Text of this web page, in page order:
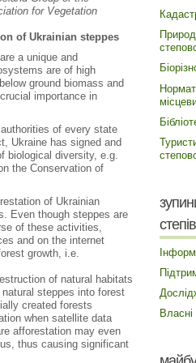
for Vegetation
of Ukrainian steppes
a unique and
are of high
ground biomass and
importance in
of every state
Ukraine has signed and
biological diversity, e.g.
the Conservation of
of Ukrainian
Even though steppes are
of these activities,
and on the internet
growth, i.e.
of natural habitats
steppes into forest
created forests
when satellite data
afforestation may even
thus causing significant